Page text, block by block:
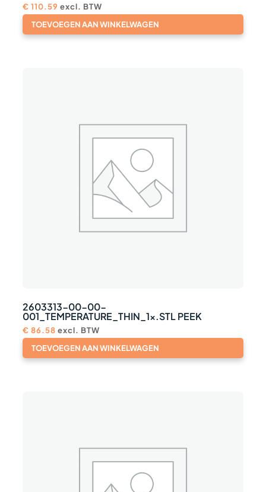
€ 110.59 excl. BTW
TOEVOEGEN AAN WINKELWAGEN
2603313-00-00-
001_TEMPERATURE_THIN_1x.STL PEEK
€ 86.58 excl. BTW
TOEVOEGEN AAN WINKELWAGEN